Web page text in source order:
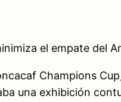
el empate del
Champions
una exhibición